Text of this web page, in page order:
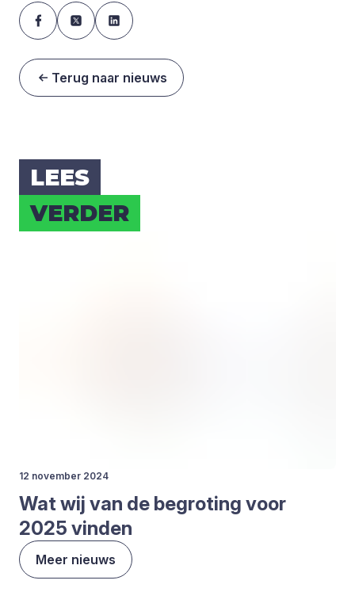
Terug naar nieuws
LEES
VER­DER
12 november 2024
Wat wij van de begro­ting voor
2025 vin­den
Meer nieuws